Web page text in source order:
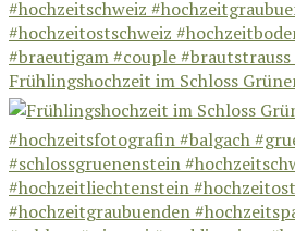
Frühlingshochzeit im Schloss